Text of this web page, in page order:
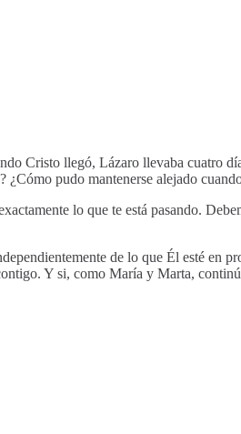
Cristo llegó, Lázaro llevaba cuatro
pudo mantenerse alejado
lo que te está pasando.
de lo que Él esté en
Y si, como María y Marta,